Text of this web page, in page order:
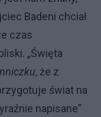
Badeni chciał
czas
„Święta
, że z
świat na
napisane”